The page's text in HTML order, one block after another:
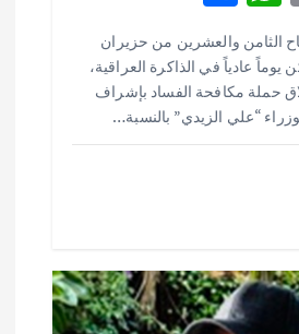
m
ai
l
h
at
s
A
ar
e
الثامن والعشرين من حزيران
يوماً عادياً في الذاكرة العراقية،
حملة مكافحة الفساد بإشراف
“علي الزيدي” بالنسبة…